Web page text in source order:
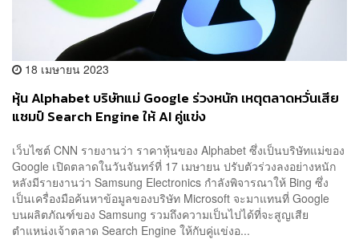
18 เมษายน 2023
หุ้น Alphabet บริษัทแม่ Google ร่วงหนัก เหตุตลาดหวั่นเสีย
แชมป์ Search Engine ให้ AI คู่แข่ง
เว็บไซต์ CNN รายงานว่า ราคาหุ้นของ Alphabet ซึ่งเป็นบริษัทแม่ของ
Google เปิดตลาดในวันจันทร์ที่ 17 เมษายน ปรับตัวร่วงลงอย่างหนัก
หลังมีรายงานว่า Samsung Electronics กำลังพิจารณาให้ Bing ซึ่ง
เป็นเครื่องมือค้นหาข้อมูลของบริษัท Microsoft จะมาแทนที่ Google
บนผลิตภัณฑ์ของ Samsung รวมถึงความเป็นไปได้ที่จะสูญเสีย
ตำแหน่งเจ้าตลาด Search Engine ให้กับคู่แข่งอ...